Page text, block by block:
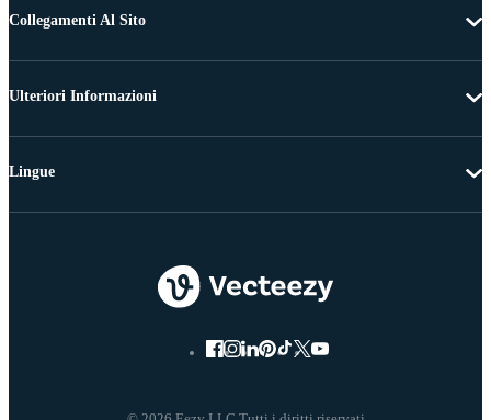
Collegamenti Al Sito
Ulteriori Informazioni
Lingue